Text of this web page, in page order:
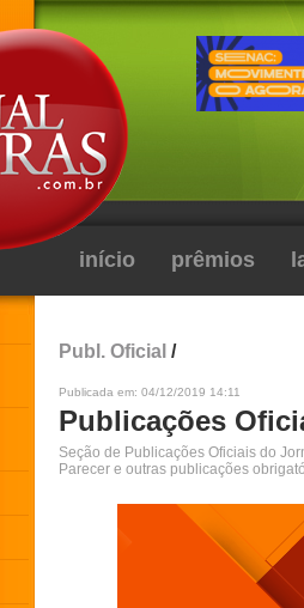
início prêmios
Publ. Oficial /
Publicada em: 04/12/2019 14:11
Publicações
Seção de Publicações Oficiais do
Parecer e outras publicações